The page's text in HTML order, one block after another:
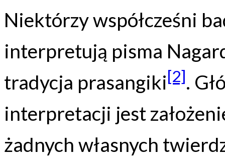
Niektórzy współcześni
interpretują pisma
tradycja prasangiki[2].
interpretacji jest
żadnych własnych